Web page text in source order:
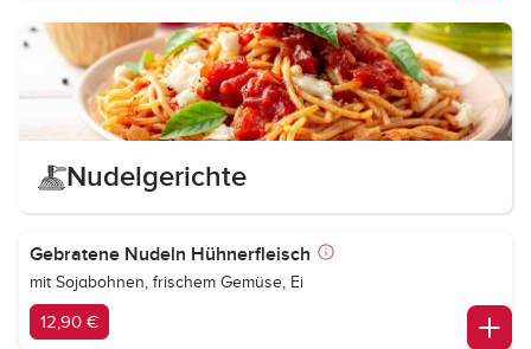
Nudelgerichte
Gebratene Nudeln Hühnerfleisch
mit Sojabohnen, frischem Gemüse, Ei
12,90 €